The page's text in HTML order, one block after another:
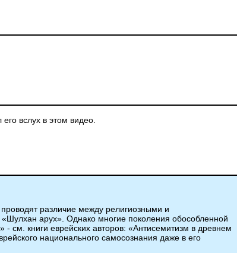
вслух в этом видео.
различие между религиозными и
арух». Однако многие поколения обособленной
- см. книги еврейских авторов: «Антисемитизм в древнем
национального самосознания даже в его